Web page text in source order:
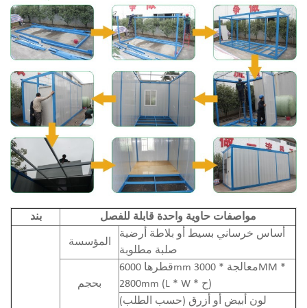
بند مواصفات حاوية واحدة قابلة للفصل
المؤسسة
أساس خرساني بسيط أو بلاطة أرضية
صلبة مطلوبة
بحجم
قطرها 6000mm معالجة * 3000MM *
2800mm (L * W * ح)
لون أبيض أو أزرق (حسب الطلب)